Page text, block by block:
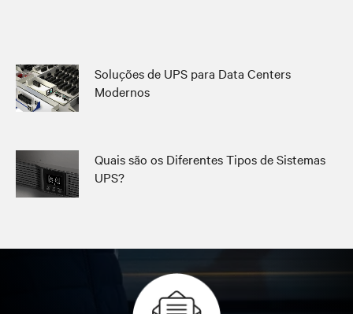
Soluções de UPS para Data Centers
Modernos
Quais são os Diferentes Tipos de Sistemas
UPS?